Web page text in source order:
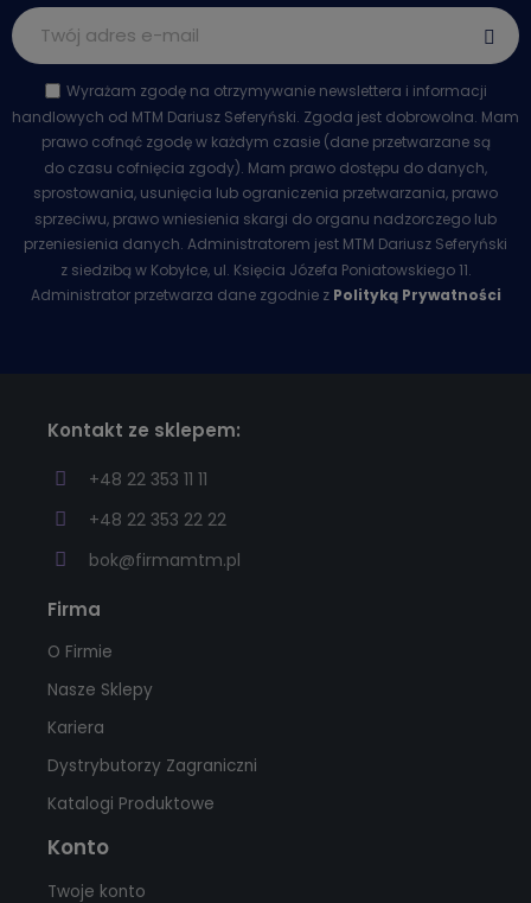
Wyrażam zgodę na otrzymywanie newslettera i informacji
handlowych od MTM Dariusz Seferyński. Zgoda jest dobrowolna. Mam
prawo cofnąć zgodę w każdym czasie (dane przetwarzane są
do czasu cofnięcia zgody). Mam prawo dostępu do danych,
sprostowania, usunięcia lub ograniczenia przetwarzania, prawo
sprzeciwu, prawo wniesienia skargi do organu nadzorczego lub
przeniesienia danych. Administratorem jest MTM Dariusz Seferyński
z siedzibą w Kobyłce, ul. Księcia Józefa Poniatowskiego 11.
Administrator przetwarza dane zgodnie z Polityką Prywatności
Kontakt ze sklepem:
+48 22 353 11 11
+48 22 353 22 22
bok@firmamtm.pl
Firma
O Firmie
Nasze Sklepy
Kariera
Dystrybutorzy Zagraniczni
Katalogi Produktowe
Konto
Twoje konto